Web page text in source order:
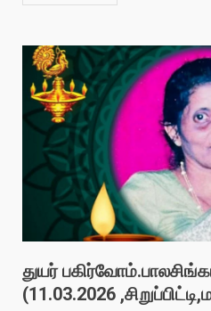
துயர்
(11.03.2026